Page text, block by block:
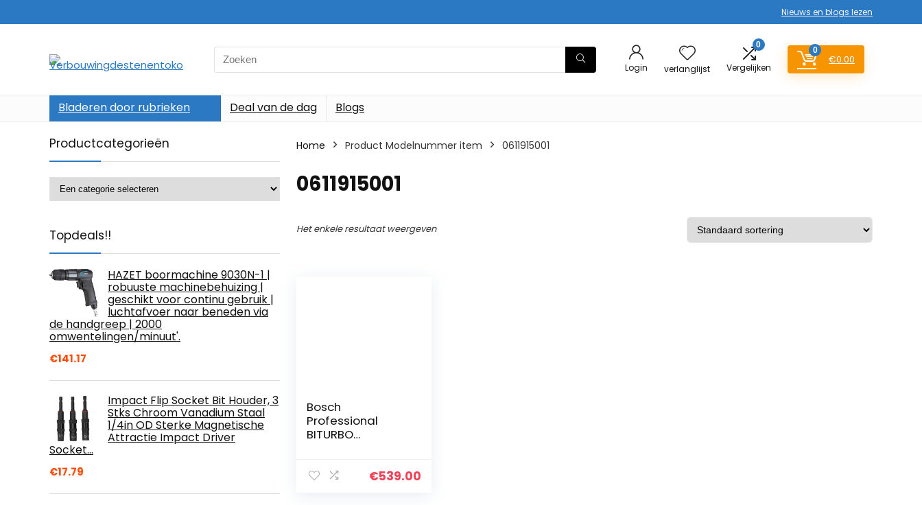
Nieuws en blogs lezen
Search
for:
Login verlanglijst
0
Vergelijken
0
€0.00
Bladeren door rubrieken Deal van de dag Blogs
Productcategorieën
Topdeals!!
HAZET boormachine 9030N-1 |
robuuste machinebehuizing |
geschikt voor continu gebruik |
luchtafvoer naar beneden via
de handgreep | 2000
omwentelingen/minuut'.
€141.17
Impact Flip Socket Bit Houder, 3
Stks Chroom Vanadium Staal
1/4in OD Sterke Magnetische
Attractie Impact Driver
Socket…
€17.79
Home Product Modelnummer item ‎0611915001
‎0611915001
Het enkele resultaat weergeven
Bosch
Professional
BITURBO
(met SDS max,
€539.00